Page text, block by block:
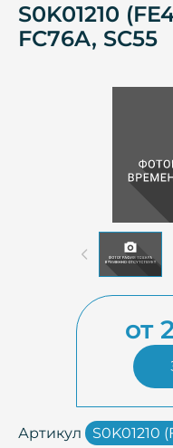
S0K01210
FC76A, SC55
от
Артикул S0K01210